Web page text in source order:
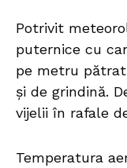
Potrivit
puternice cu
pe metru
și de grindină.
vijelii în rafale
Temperatura